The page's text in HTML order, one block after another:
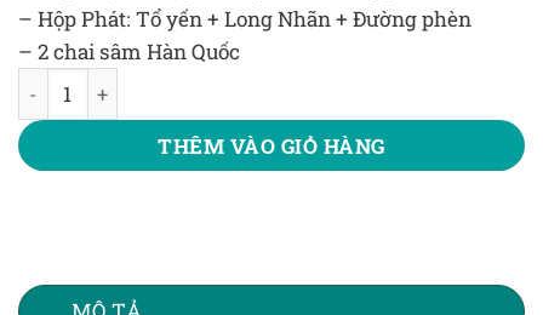
– Hộp Phát: Tổ yến + Long Nhãn + Đường phèn
– 2 chai sâm Hàn Quốc
BỘ QUÀ TẶNG LỘC PHÁT số lượng
THÊM VÀO GIỎ HÀNG